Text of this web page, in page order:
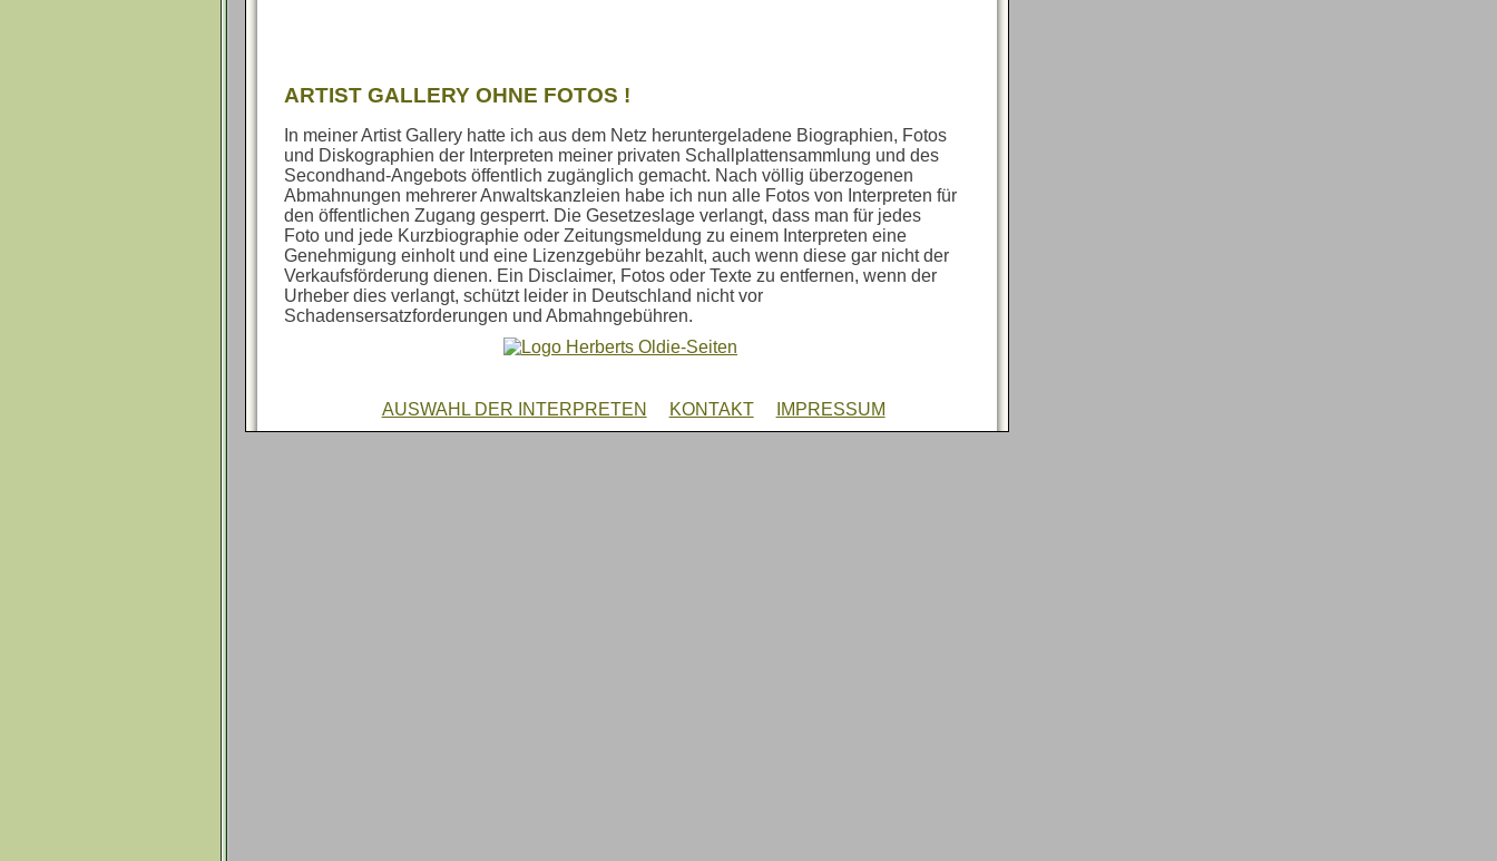
ARTIST GALLERY OHNE FOTOS !
In meiner Artist Gallery hatte ich aus dem Netz heruntergeladene Biographien, Fotos
und Diskographien der Interpreten meiner privaten Schallplattensammlung und des
Secondhand-Angebots öffentlich zugänglich gemacht. Nach völlig überzogenen
Abmahnungen mehrerer Anwaltskanzleien habe ich nun alle Fotos von Interpreten für
den öffentlichen Zugang gesperrt. Die Gesetzeslage verlangt, dass man für jedes
Foto und jede Kurzbiographie oder Zeitungsmeldung zu einem Interpreten eine
Genehmigung einholt und eine Lizenzgebühr bezahlt, auch wenn diese gar nicht der
Verkaufsförderung dienen. Ein Disclaimer, Fotos oder Texte zu entfernen, wenn der
Urheber dies verlangt, schützt leider in Deutschland nicht vor
Schadensersatzforderungen und Abmahngebühren.
AUSWAHL DER INTERPRETEN KONTAKT IMPRESSUM